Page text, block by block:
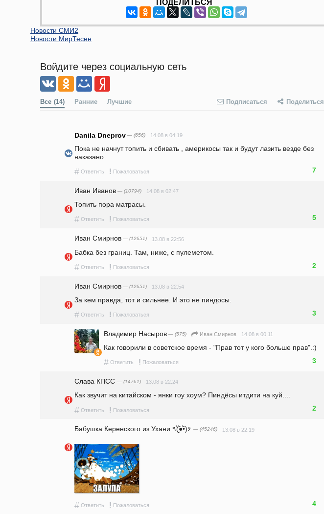
ПОДЕЛИТЬСЯ
Новости СМИ2
Новости МирТесен
Войдите через социальную сеть
Все (14) Ранние Лучшие Подписаться Поделиться
Danila Dneprov — (656) 14.08 в 04:19
Пока не начнут топить и сбивать , америкосы так и будут лазить везде без
наказано .
# Ответить ! Пожаловаться 7
Иван Иванов — (10794) 14.08 в 02:47
Топить пора матрасы.
# Ответить ! Пожаловаться 5
Иван Смирнов — (12651) 13.08 в 22:56
Бабка без границ. Там, ниже, с пулеметом.
# Ответить ! Пожаловаться 2
Иван Смирнов — (12651) 13.08 в 22:54
За кем правда, тот и сильнее. И это не пиндосы.
# Ответить ! Пожаловаться 3
Владимир Насыров — (575) Иван Смирнов 14.08 в 00:11
Как говорили в советское время - "Прав тот у кого больше прав".:)
# Ответить ! Пожаловаться 3
Слава КПСС — (14761) 13.08 в 22:24
Как звучит на китайском - янки гоу хоум? Пиндёсы итдити на куй....
# Ответить ! Пожаловаться 2
Бабушка Керенского из Ухани ٩(̾●̮̮̃̾•̃̾)۶ — (45246) 13.08 в 22:19
# Ответить ! Пожаловаться 4